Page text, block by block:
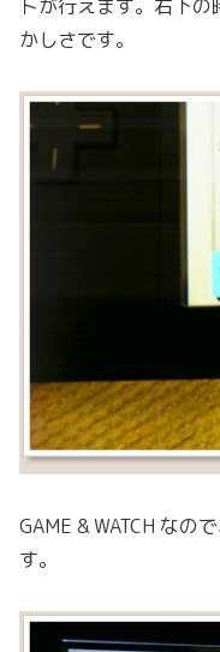
トが行えます。右下
かしさです。
GAME & WATCH なの
す。